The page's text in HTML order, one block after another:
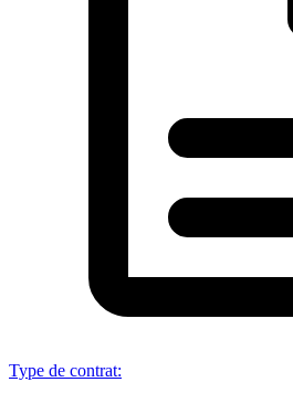
Type de contrat: